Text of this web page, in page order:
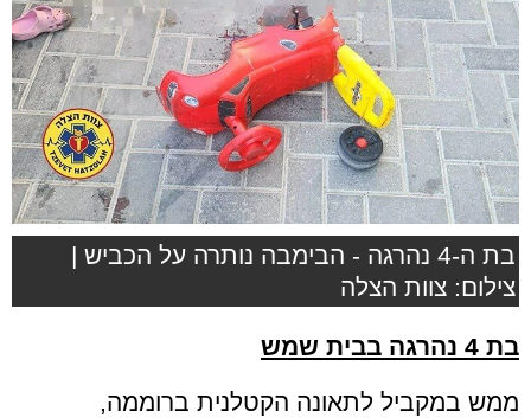
בת ה-4 נהרגה - הבימבה נותרה על הכביש |
צילום: צוות הצלה
בת 4 נהרגה בבית שמש
ממש במקביל לתאונה הקטלנית ברוממה,